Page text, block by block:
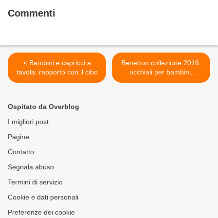
Commenti
< Bambini e capricci a
tavola: rapporto con il cibo
Benetton collezione 2016:
occhiali per bambini,
montature trendy >
Ospitato da Overblog
I migliori post
Pagine
Contatto
Segnala abuso
Termini di servizio
Cookie e dati personali
Preferenze dei cookie